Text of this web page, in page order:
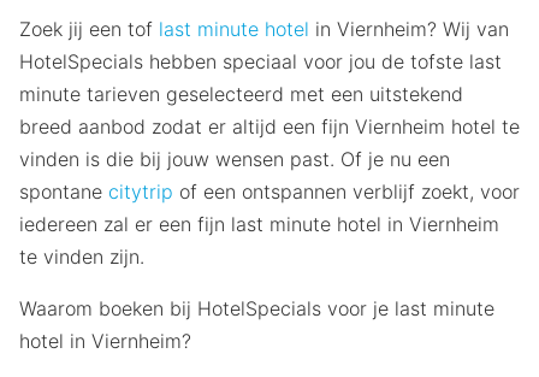
Zoek jij een tof last minute hotel in Viernheim? Wij van
HotelSpecials hebben speciaal voor jou de tofste last
minute tarieven geselecteerd met een uitstekend
breed aanbod zodat er altijd een fijn Viernheim hotel te
vinden is die bij jouw wensen past. Of je nu een
spontane citytrip of een ontspannen verblijf zoekt, voor
iedereen zal er een fijn last minute hotel in Viernheim
te vinden zijn.
Waarom boeken bij HotelSpecials voor je last minute
hotel in Viernheim?